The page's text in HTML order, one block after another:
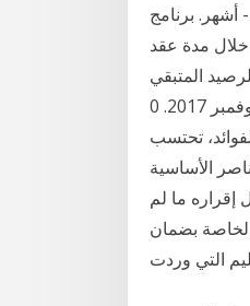
18 أشهر; 24 أشهر مدة العقد. - أشهر. برنامج
المستحقة خلال مدة عقد
المتبقي
من الالتزام. عقود القروض… ثمن الجهل. 13 نوفمبر 2017. 0. ph conrat credit مواجهة المقرض، يسعى إلى
تحتسب
يقع على العناصر الأساسية
إقراره ما لم
الخاصة بضمان